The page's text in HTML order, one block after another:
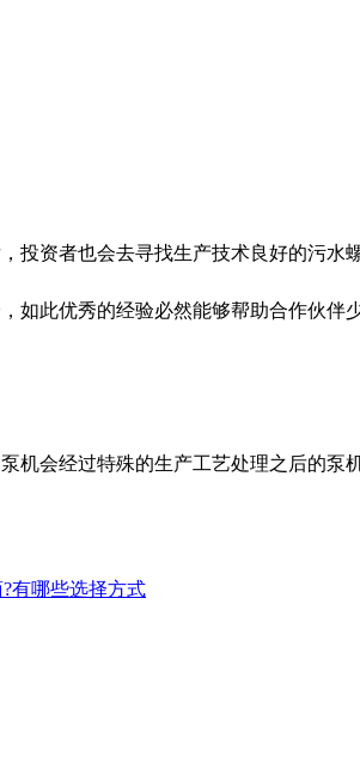
资者也会去寻找生产技术良好的污水
此优秀的经验必然能够帮助合作伙伴
机会经过特殊的生产工艺处理之后的泵
有哪些选择方式